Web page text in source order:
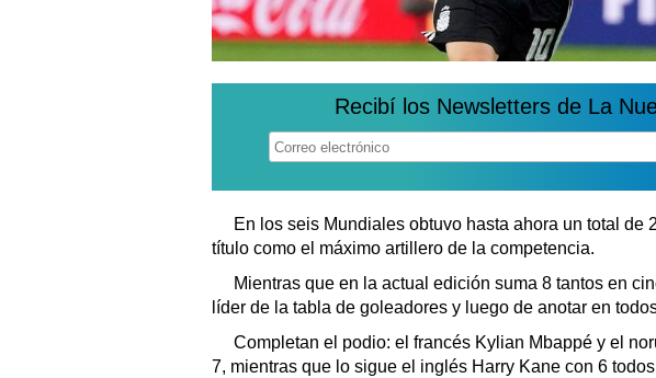
Recibí los Newsletters de La
En los seis Mundiales obtuvo hasta ahora un total de
título como el máximo artillero de la competencia.
Mientras que en la actual edición suma 8 tantos en
líder de la tabla de goleadores y luego de anotar en
Completan el podio: el francés Kylian Mbappé y el
7, mientras que lo sigue el inglés Harry Kane con 6